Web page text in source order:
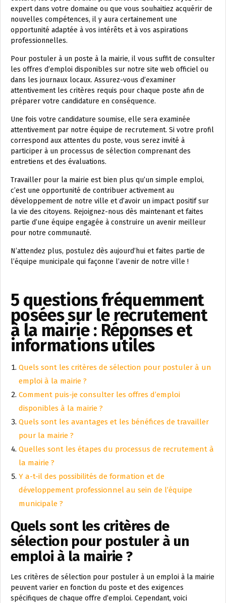
expert dans votre domaine ou que vous souhaitiez acquérir de
nouvelles compétences, il y aura certainement une
opportunité adaptée à vos intérêts et à vos aspirations
professionnelles.
Pour postuler à un poste à la mairie, il vous suffit de consulter
les offres d’emploi disponibles sur notre site web officiel ou
dans les journaux locaux. Assurez-vous d’examiner
attentivement les critères requis pour chaque poste afin de
préparer votre candidature en conséquence.
Une fois votre candidature soumise, elle sera examinée
attentivement par notre équipe de recrutement. Si votre profil
correspond aux attentes du poste, vous serez invité à
participer à un processus de sélection comprenant des
entretiens et des évaluations.
Travailler pour la mairie est bien plus qu’un simple emploi,
c’est une opportunité de contribuer activement au
développement de notre ville et d’avoir un impact positif sur
la vie des citoyens. Rejoignez-nous dès maintenant et faites
partie d’une équipe engagée à construire un avenir meilleur
pour notre communauté.
N’attendez plus, postulez dès aujourd’hui et faites partie de
l’équipe municipale qui façonne l’avenir de notre ville !
5 questions fréquemment
posées sur le recrutement
à la mairie : Réponses et
informations utiles
Quels sont les critères de sélection pour postuler à un
emploi à la mairie ?
Comment puis-je consulter les offres d’emploi
disponibles à la mairie ?
Quels sont les avantages et les bénéfices de travailler
pour la mairie ?
Quelles sont les étapes du processus de recrutement à
la mairie ?
Y a-t-il des possibilités de formation et de
développement professionnel au sein de l’équipe
municipale ?
Quels sont les critères de
sélection pour postuler à un
emploi à la mairie ?
Les critères de sélection pour postuler à un emploi à la mairie
peuvent varier en fonction du poste et des exigences
spécifiques de chaque offre d’emploi. Cependant, voici